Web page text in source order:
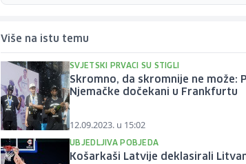
Više na istu temu
SVJETSKI PRVACI SU STIGLI
Skromno, da skromnije ne može:
Njemačke dočekani u Frankfurtu
12.09.2023. u 15:02
UBJEDLJIVA POBJEDA
Košarkaši Latvije deklasirali